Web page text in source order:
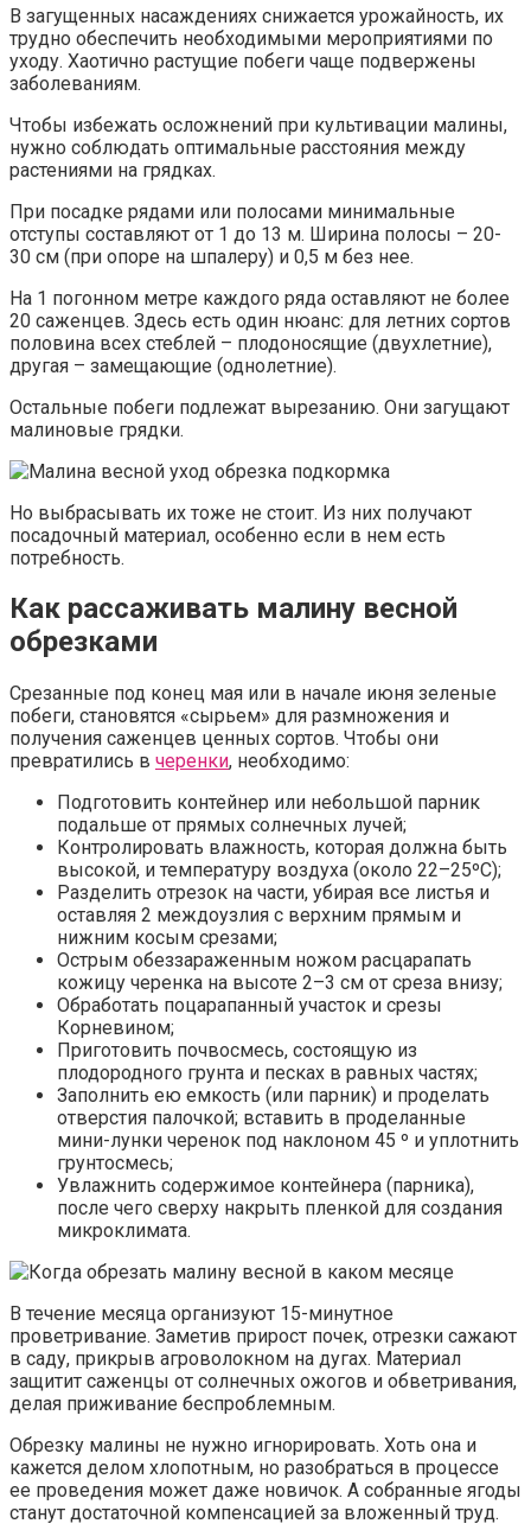
В загущенных насаждениях снижается урожайность, их
трудно обеспечить необходимыми мероприятиями по
уходу. Хаотично растущие побеги чаще подвержены
заболеваниям.
Чтобы избежать осложнений при культивации малины,
нужно соблюдать оптимальные расстояния между
растениями на грядках.
При посадке рядами или полосами минимальные
отступы составляют от 1 до 13 м. Ширина полосы – 20-
30 см (при опоре на шпалеру) и 0,5 м без нее.
На 1 погонном метре каждого ряда оставляют не более
20 саженцев. Здесь есть один нюанс: для летних сортов
половина всех стеблей – плодоносящие (двухлетние),
другая – замещающие (однолетние).
Остальные побеги подлежат вырезанию. Они загущают
малиновые грядки.
Но выбрасывать их тоже не стоит. Из них получают
посадочный материал, особенно если в нем есть
потребность.
Как рассаживать малину весной
обрезками
Срезанные под конец мая или в начале июня зеленые
побеги, становятся «сырьем» для размножения и
получения саженцев ценных сортов. Чтобы они
превратились в черенки, необходимо:
Подготовить контейнер или небольшой парник
подальше от прямых солнечных лучей;
Контролировать влажность, которая должна быть
высокой, и температуру воздуха (около 22–25ºС);
Разделить отрезок на части, убирая все листья и
оставляя 2 междоузлия с верхним прямым и
нижним косым срезами;
Острым обеззараженным ножом расцарапать
кожицу черенка на высоте 2–3 см от среза внизу;
Обработать поцарапанный участок и срезы
Корневином;
Приготовить почвосмесь, состоящую из
плодородного грунта и песках в равных частях;
Заполнить ею емкость (или парник) и проделать
отверстия палочкой; вставить в проделанные
мини-лунки черенок под наклоном 45 º и уплотнить
грунтосмесь;
Увлажнить содержимое контейнера (парника),
после чего сверху накрыть пленкой для создания
микроклимата.
В течение месяца организуют 15-минутное
проветривание. Заметив прирост почек, отрезки сажают
в саду, прикрыв агроволокном на дугах. Материал
защитит саженцы от солнечных ожогов и обветривания,
делая приживание беспроблемным.
Обрезку малины не нужно игнорировать. Хоть она и
кажется делом хлопотным, но разобраться в процессе
ее проведения может даже новичок. А собранные ягоды
станут достаточной компенсацией за вложенный труд.